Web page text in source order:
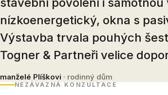
nízkoenergetický, okna s
Výstavba trvala pouhých
Togner & Partneři velice
manželé Plíškovi · rodinný dům
NEZÁVAZNÁ KONZULTACE